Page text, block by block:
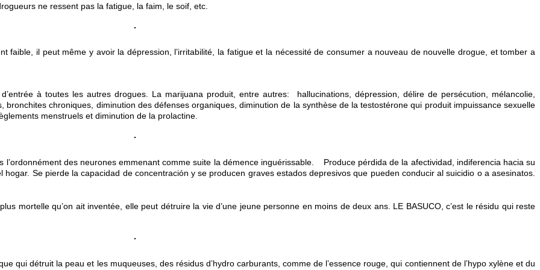
ne ressent pas la fatigue, la faim, le soif, etc.
faible, il peut même y avoir la dépression, l’irritabilité, la fatigue et la nécessité de consumer a nouveau de nouvelle drogue, et tomber a
à toutes les autres drogues. La marijuana produit, entre autres: hallucinations, dépression, délire de persécution, mélancolie,
bronchites chroniques, diminution des défenses organiques, diminution de la synthèse de la testostérone qui produit impuissance sexuelle
menstruels et diminution de la prolactine.
des neurones emmenant comme suite la démence inguérissable. Produce pérdida de la afectividad, indiferencia hacia su
Se pierde la capacidad de concentración y se producen graves estados depresivos que pueden conducir al suicidio o a asesinatos.
mortelle qu’on ait inventée, elle peut détruire la vie d’une jeune personne en moins de deux ans. LE BASUCO, c’est le résidu qui reste
qui détruit la peau et les muqueuses, des résidus d’hydro carburants, comme de l’essence rouge, qui contiennent de l’hypo xylène et du